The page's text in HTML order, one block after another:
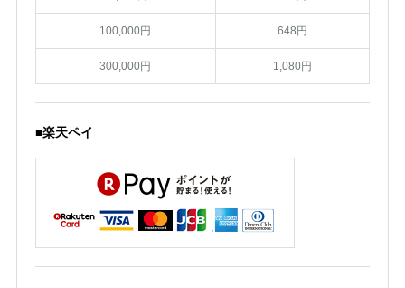
100,000円 648円
300,000円 1,080円
■楽天ペイ